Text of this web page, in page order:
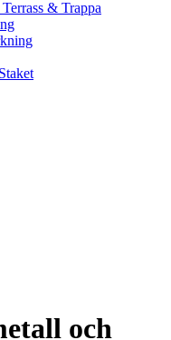
& Trappa
och